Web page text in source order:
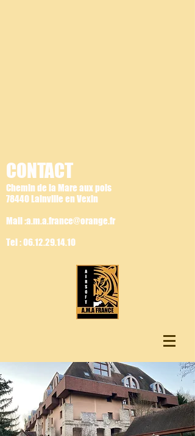
CONTACT
Chemin de la Mare aux pois
78440 Lainville en Vexin
Mail :a.m.a.france@orange.fr
Tel :06.12.29.14.10